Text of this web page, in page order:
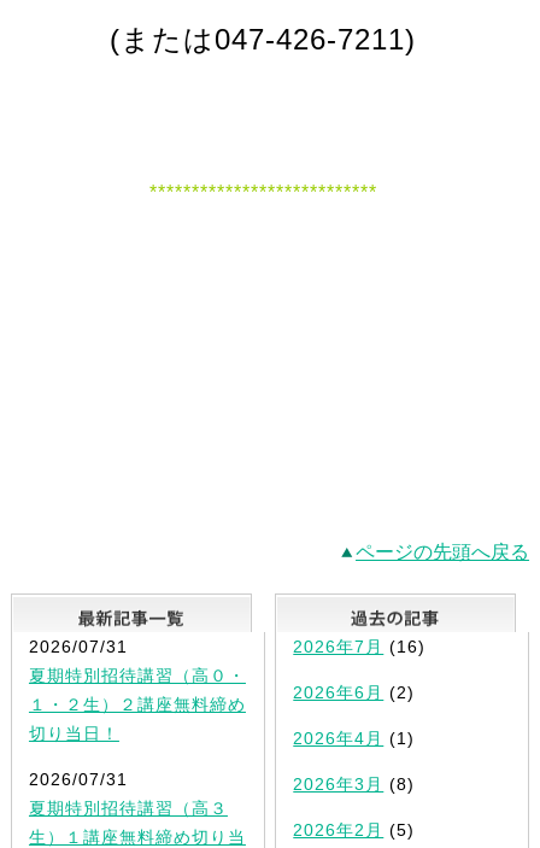
(または047-426-7211)
***************************
ページの先頭へ戻る
最新記事一覧
2026/07/31
夏期特別招待講習（高０・
１・２生）２講座無料締め
切り当日！
2026/07/31
夏期特別招待講習（高３
生）１講座無料締め切り当
2026年7月 (16)
2026年6月 (2)
2026年4月 (1)
2026年3月 (8)
2026年2月 (5)